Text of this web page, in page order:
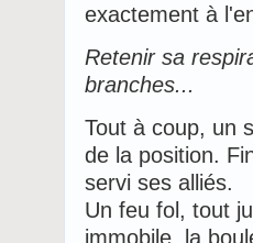
exactement à
Retenir sa
branches...
Tout à coup, un
de la position.
servi ses alliés.
Un feu fol, tout
immobile, la